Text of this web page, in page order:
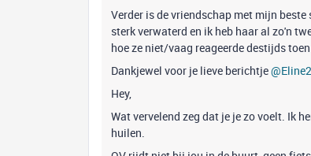
Verder is de vriendschap met mijn
sterk verwaterd en ik heb haar al zo'n
hoe ze niet/vaag reageerde destijds
Dankjewel voor je lieve berichtje
Hey,
Wat vervelend zeg dat je je zo voelt. Ik
huilen.